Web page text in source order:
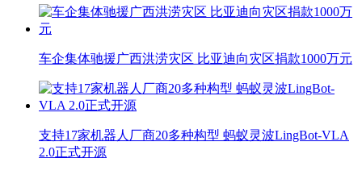
车企集体驰援广西洪涝灾区 比亚迪向灾区捐款1000万元
支持17家机器人厂商20多种构型 蚂蚁灵波LingBot-VLA
2.0正式开源